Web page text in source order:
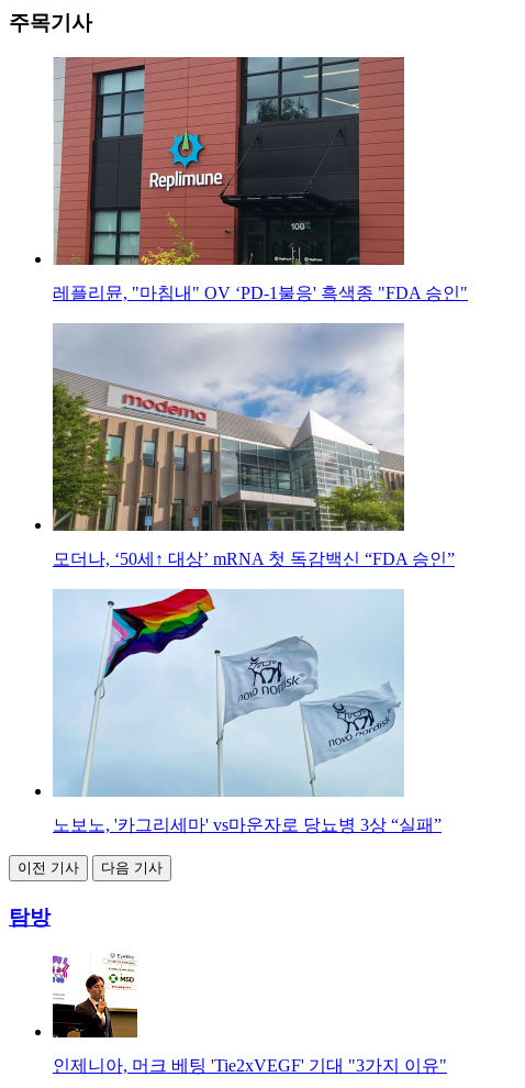
주목기사
레플리뮨, "마침내" OV ‘PD-1불응' 흑색종 "FDA 승인"
모더나, ‘50세↑ 대상’ mRNA 첫 독감백신 “FDA 승인”
노보노, '카그리세마' vs마운자로 당뇨병 3상 “실패”
이전 기사 다음 기사
탐방
인제니아, 머크 베팅 'Tie2xVEGF' 기대 "3가지 이유"